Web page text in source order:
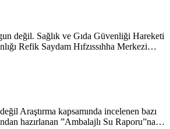
değil. Sağlık ve Gıda Güvenliği Hareketi
Refik Saydam Hıfzıssıhha Merkezi…
Araştırma kapsamında incelenen bazı
hazırlanan ”Ambalajlı Su Raporu”na…